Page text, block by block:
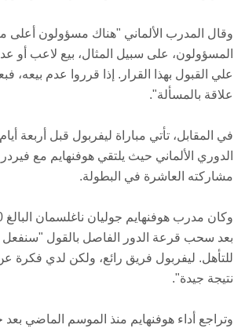
وقال المدرب الألماني "هناك مسؤولون أعلى
المسؤولون، على سبيل المثال، بيع لاعب أو
علي القبول بهذا القرار. إذا قرروا عدم بيعه،
علاقة بالمسألة".
في المقابل، تأتي مباراة ليفربول قبل أربعة
الدوري الألماني حيث يلتقي هوفنهايم مع
مشاركته العاشرة في البطولة.
بعد سحب قرعة الدور الفاصل بالقول "سنفعل
للتأهل. ليفربول فريق رائع، ولكن لدي فكرة عن
نتيجة جيدة".
وتراجع أداء هوفنهايم منذ الموسم الماضي بعد